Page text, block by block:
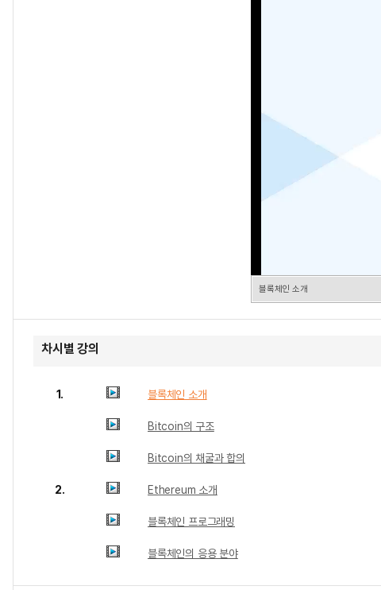
블록체인 소개
차시별 강의
1. 블록체인 소개
Bitcoin의 구조
Bitcoin의 채굴과 합의
2. Ethereum 소개
블록체인 프로그래밍
블록체인의 응용 분야